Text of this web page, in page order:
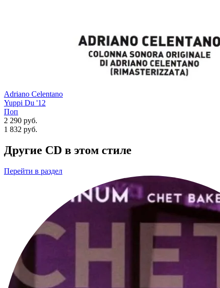
Adriano Celentano
Yuppi Du '12
Поп
2 290 руб.
1 832 руб.
Другие CD в этом стиле
Перейти в раздел